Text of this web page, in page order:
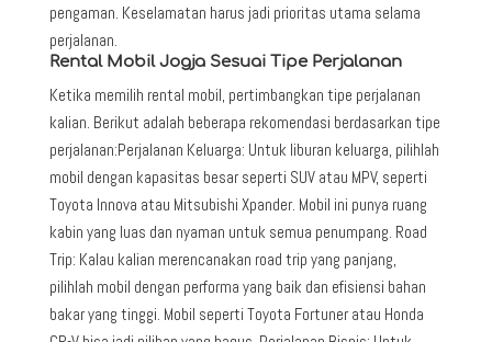
pengaman. Keselamatan harus jadi prioritas utama selama
perjalanan.
Rental Mobil Jogja Sesuai Tipe Perjalanan
Ketika memilih rental mobil, pertimbangkan tipe perjalanan
kalian. Berikut adalah beberapa rekomendasi berdasarkan tipe
perjalanan:Perjalanan Keluarga: Untuk liburan keluarga, pilihlah
mobil dengan kapasitas besar seperti SUV atau MPV, seperti
Toyota Innova atau Mitsubishi Xpander. Mobil ini punya ruang
kabin yang luas dan nyaman untuk semua penumpang. Road
Trip: Kalau kalian merencanakan road trip yang panjang,
pilihlah mobil dengan performa yang baik dan efisiensi bahan
bakar yang tinggi. Mobil seperti Toyota Fortuner atau Honda